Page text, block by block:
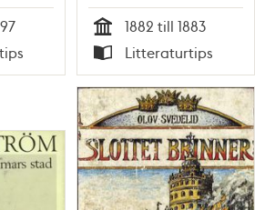
Tid
1882 till 1883
Typ
Litteraturtips